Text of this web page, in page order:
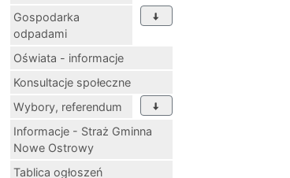
Gospodarka
odpadami
Oświata - informacje
Konsultacje społeczne
Wybory, referendum
Informacje - Straż Gminna
Nowe Ostrowy
Tablica ogłoszeń